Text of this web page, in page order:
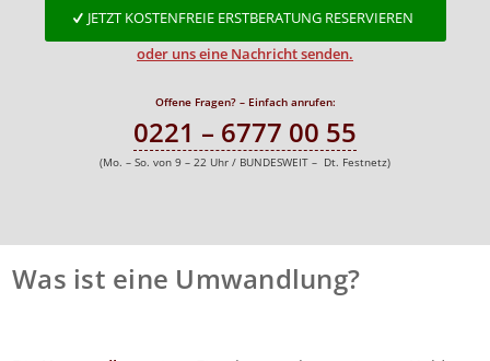
JETZT KOSTENFREIE ERSTBERATUNG RESERVIEREN
oder uns eine Nachricht senden.
Offene Fragen? – Einfach anrufen:
0221 – 6777 00 55
(Mo. – So. von 9 – 22 Uhr / BUNDESWEIT – Dt. Festnetz)
Was ist eine Umwandlung?